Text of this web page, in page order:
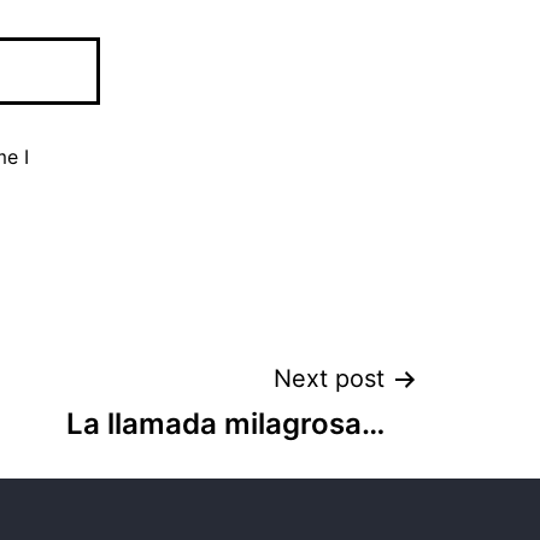
I
Next post
La llamada milagrosa…